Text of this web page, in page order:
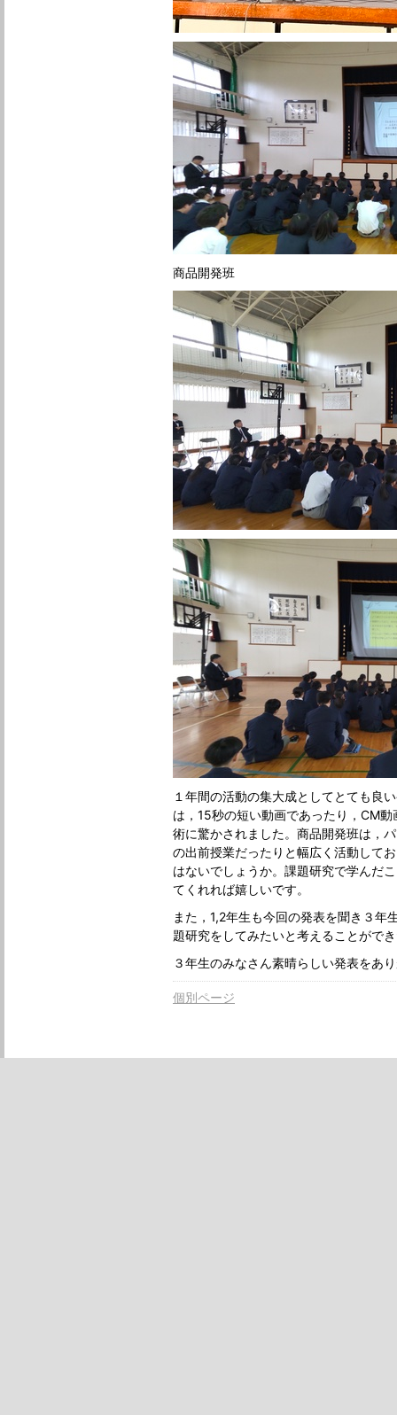
商品開発班
１年間の活動の集大成としてとても良
は，15秒の短い動画であったり，CM
術に驚かされました。商品開発班は，
の出前授業だったりと幅広く活動して
はないでしょうか。課題研究で学んだ
てくれれば嬉しいです。
また，1,2年生も今回の発表を聞き３年
題研究をしてみたいと考えることがで
３年生のみなさん素晴らしい発表をあ
個別ページ